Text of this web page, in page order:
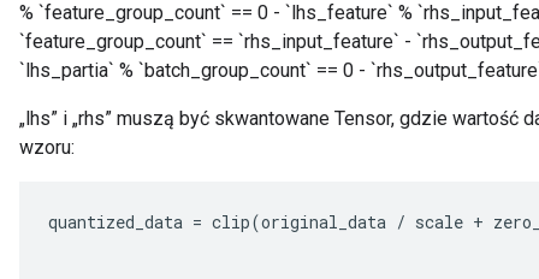
% `feature_group_count` == 0 - `lhs_feature` %
`feature_group_count` == `rhs_input_feature` -
`lhs_partia` % `batch_group_count` == 0 -
„lhs” i „rhs” muszą być skwantowane Tensor, gdzie wartość
wzoru:
quantized_data = clip(original_data / scale +